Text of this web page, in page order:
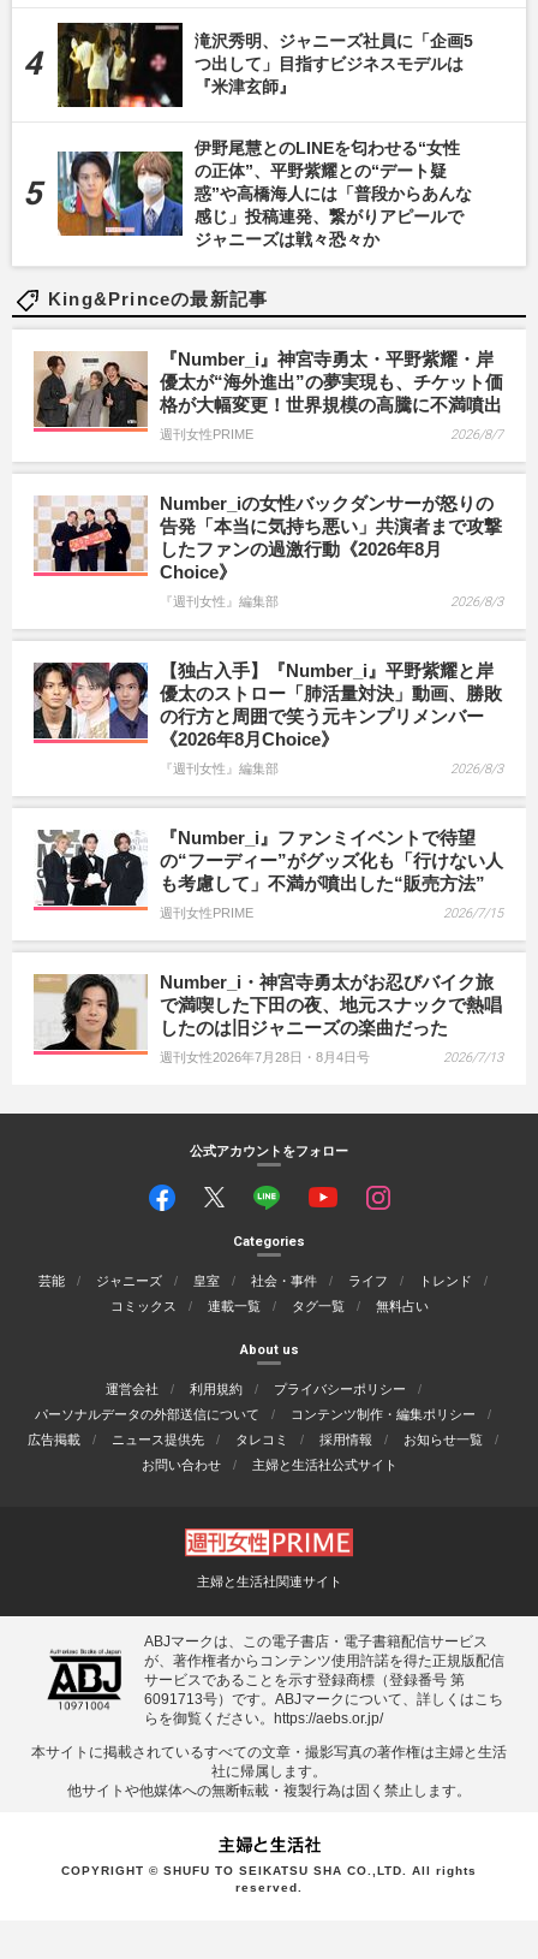
滝沢秀明、ジャニーズ社員に「企画5
つ出して」目指すビジネスモデルは
『米津玄師』
伊野尾慧とのLINEを匂わせる“女性
の正体”、平野紫耀との“デート疑
惑”や高橋海人には「普段からあんな
感じ」投稿連発、繋がりアピールで
ジャニーズは戦々恐々か
King&Princeの最新記事
『Number_i』神宮寺勇太・平野紫耀・岸
優太が“海外進出”の夢実現も、チケット価
格が大幅変更！世界規模の高騰に不満噴出
週刊女性PRIME 2026/8/7
Number_iの女性バックダンサーが怒りの
告発「本当に気持ち悪い」共演者まで攻撃
したファンの過激行動《2026年8月
Choice》
『週刊女性』編集部 2026/8/3
【独占入手】『Number_i』平野紫耀と岸
優太のストロー「肺活量対決」動画、勝敗
の行方と周囲で笑う元キンプリメンバー
《2026年8月Choice》
『週刊女性』編集部 2026/8/3
『Number_i』ファンミイベントで待望
の“フーディー”がグッズ化も「行けない人
も考慮して」不満が噴出した“販売方法”
週刊女性PRIME 2026/7/15
Number_i・神宮寺勇太がお忍びバイク旅
で満喫した下田の夜、地元スナックで熱唱
したのは旧ジャニーズの楽曲だった
週刊女性2026年7月28日・8月4日号 2026/7/13
公式アカウントをフォロー
Categories
芸能 ジャニーズ 皇室 社会・事件 ライフ
トレンド
コミックス
連載一覧 タグ一覧 無料占い
About us
運営会社 利用規約
プライバシーポリシー
パーソナルデータの外部送信について
コンテンツ制作・編集ポリシー
広告掲載
ニュース提供先 タレコミ 採用情報
お知らせ一覧
お問い合わせ
主婦と生活社公式サイト
主婦と生活社関連サイト
ABJマークは、この電子書店・電子書籍配信サービス
が、著作権者からコンテンツ使用許諾を得た正規版配信
サービスであることを示す登録商標（登録番号 第
6091713号）です。ABJマークについて、詳しくはこち
らを御覧ください。 https://aebs.or.jp/
本サイトに掲載されているすべての⽂章・撮影写真の著作権は主婦と⽣活
社に帰属します。
他サイトや他媒体への無断転載・複製⾏為は固く禁⽌します。
COPYRIGHT © SHUFU TO SEIKATSU SHA CO.,LTD. All rights
reserved.